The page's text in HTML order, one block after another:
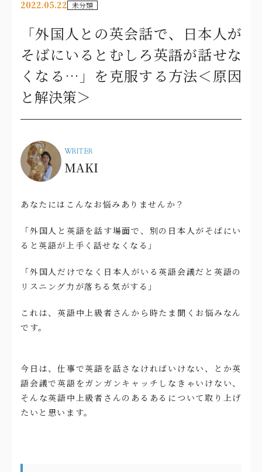
2022.05.22 未分類
「外国人との英会話で、日本人が
そばにいるとむしろ英語が話せな
くなる…」を克服する方法＜原因
と解決策＞
WRITER
MAKI
あなたにはこんなお悩みありませんか？
「外国人と英語を話す場面で、別の日本人がそばにい
ると英語が上手く話せなくなる」
「外国人だけでなく日本人がいる英語会議だと英語の
リスニング力が落ちる気がする」
これは、英語中上級者さんから時たま聞くお悩みなん
です。
今日は、仕事で英語を話さなければいけない、とか英
語会議で英語をガンガンキャッチしなきゃいけない、
そんな英語中上級者さんのあるあるについて取り上げ
たいと思います。